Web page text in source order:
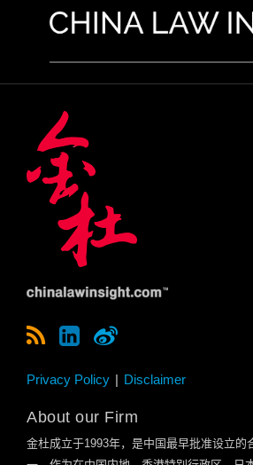
Privacy Policy Disclaimer
About our Firm
金杜成立于1993年，是中国最早批准设立的